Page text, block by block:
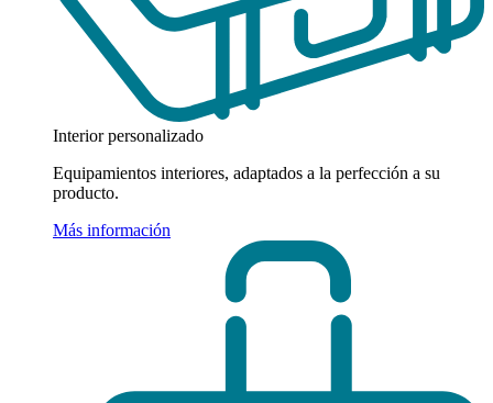
Interior personalizado
Equipamientos interiores, adaptados a la perfección a su
producto.
Más información